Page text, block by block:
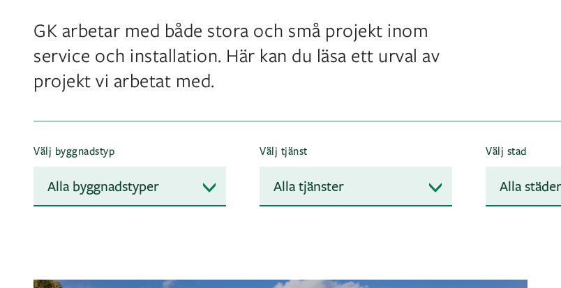
GK arbetar med både stora och små projekt inom
service och installation. Här kan du läsa ett urval av
projekt vi arbetat med.
Välj byggnadstyp
Alla byggnadstyper
Välj tjänst
Alla tjänster
Välj stad
Alla städer